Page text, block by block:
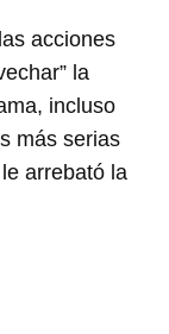
acciones
la
incluso
más serias
arrebató la